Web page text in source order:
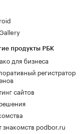
продукты РБК
для бизнеса
регистратор
сайтов
знакомств podbor.ru